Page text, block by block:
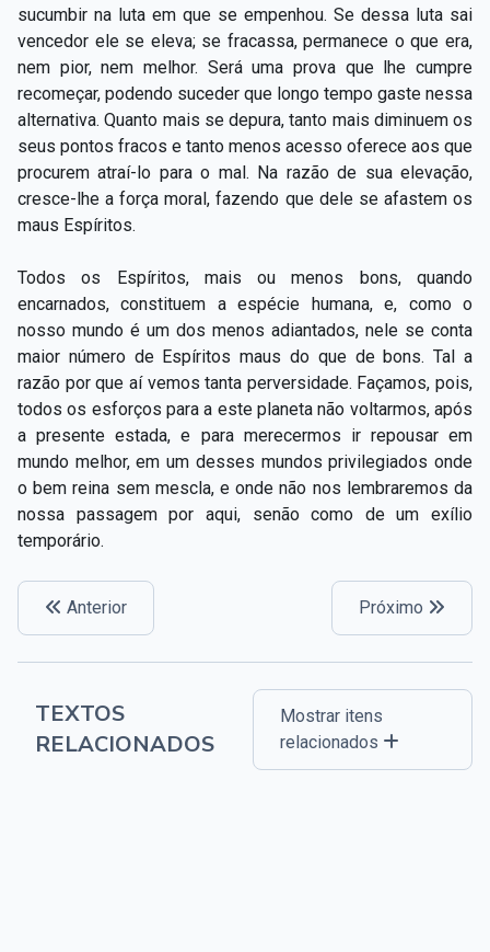
sucumbir na luta em que se empenhou. Se dessa luta sai
vencedor ele se eleva; se fracassa, permanece o que era,
nem pior, nem melhor. Será uma prova que lhe cumpre
recomeçar, podendo suceder que longo tempo gaste nessa
alternativa. Quanto mais se depura, tanto mais diminuem os
seus pontos fracos e tanto menos acesso oferece aos que
procurem atraí-lo para o mal. Na razão de sua elevação,
cresce-lhe a força moral, fazendo que dele se afastem os
maus Espíritos.
Todos os Espíritos, mais ou menos bons, quando
encarnados, constituem a espécie humana, e, como o
nosso mundo é um dos menos adiantados, nele se conta
maior número de Espíritos maus do que de bons. Tal a
razão por que aí vemos tanta perversidade. Façamos, pois,
todos os esforços para a este planeta não voltarmos, após
a presente estada, e para merecermos ir repousar em
mundo melhor, em um desses mundos privilegiados onde
o bem reina sem mescla, e onde não nos lembraremos da
nossa passagem por aqui, senão como de um exílio
temporário.
Anterior Próximo
TEXTOS
RELACIONADOS
Mostrar itens
relacionados